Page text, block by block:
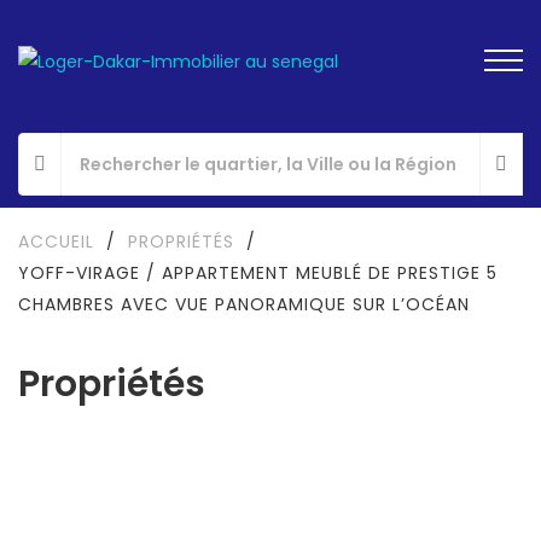
Propriétés
ACCUEIL / PROPRIÉTÉS
/
YOFF-VIRAGE / APPARTEMENT MEUBLÉ DE PRESTIGE 5
CHAMBRES AVEC VUE PANORAMIQUE SUR L’OCÉAN